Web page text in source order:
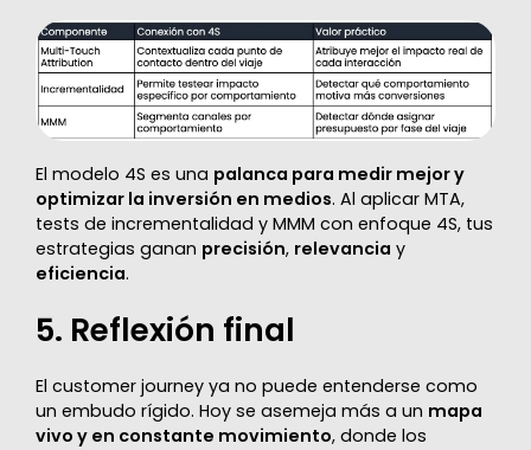
El modelo 4S es una palanca para medir mejor y
optimizar la inversión en medios. Al aplicar MTA,
tests de incrementalidad y MMM con enfoque 4S, tus
estrategias ganan precisión, relevancia y
eficiencia.
5. Reflexión final
El customer journey ya no puede entenderse como
un embudo rígido. Hoy se asemeja más a un mapa
vivo y en constante movimiento, donde los